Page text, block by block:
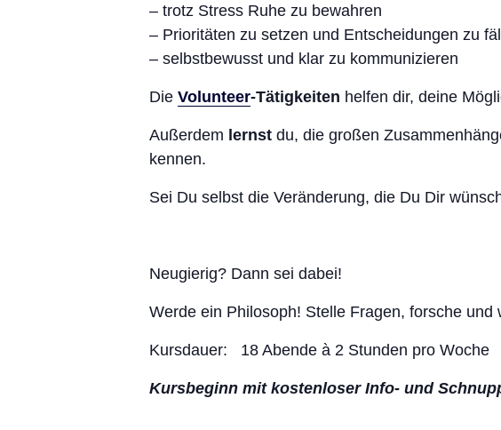
– trotz Stress Ruhe zu bewahren
– Prioritäten zu setzen und Entscheidungen zu
– selbstbewusst und klar zu kommunizieren
Die Volunteer-Tätigkeiten helfen dir, deine
Außerdem lernst du, die großen
kennen.
Sei Du selbst die Veränderung, die Du Dir
Neugierig? Dann sei dabei!
Werde ein Philosoph! Stelle Fragen, forsche
Kursdauer: 18 Abende à 2 Stunden pro Woche
Kursbeginn mit kostenloser Info- und